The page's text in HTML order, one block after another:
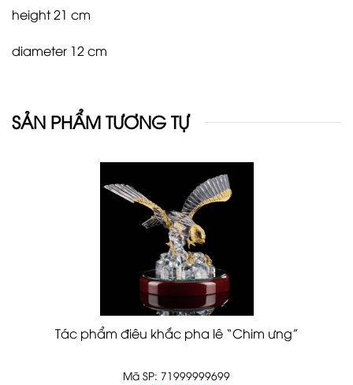
height 21 cm
diameter 12 cm
SẢN PHẨM TƯƠNG TỰ
Tác phẩm điêu khắc pha lê “Chim ưng”
Mã SP: 71999999699